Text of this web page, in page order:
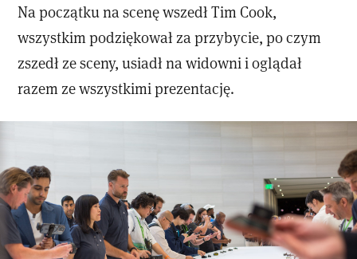
Na początku na scenę wszedł Tim Cook,
wszystkim podziękował za przybycie, po czym
zszedł ze sceny, usiadł na widowni i oglądał
razem ze wszystkimi prezentację.